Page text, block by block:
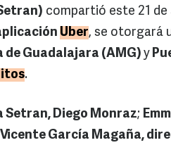
compartió este 21 de
Uber, se otorgará
Guadalajara (AMG) y
.
Diego Monraz;
Vicente García Magaña,